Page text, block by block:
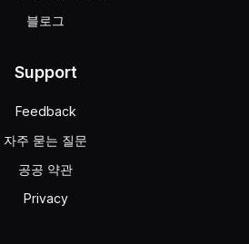
블로그
Support
Feedback
자주 묻는 질문
공공 약관
Privacy